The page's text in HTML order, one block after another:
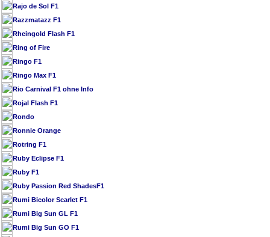
Rajo de Sol F1
Razzmatazz F1
Rheingold Flash F1
Ring of Fire
Ringo F1
Ringo Max F1
Rio Carnival F1 ohne Info
Rojal Flash F1
Rondo
Ronnie Orange
Rotring F1
Ruby Eclipse F1
Ruby F1
Ruby Passion Red ShadesF1
Rumi Bicolor Scarlet F1
Rumi Big Sun GL F1
Rumi Big Sun GO F1